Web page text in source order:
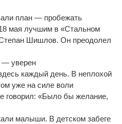
план — пробежать
мая лучшим в «Стальном
Шишлов. Он преодолел
— уверен
каждый день. В неплохой
уже на силе воли
говорил: «Было бы желание,
малыши. В детском забеге